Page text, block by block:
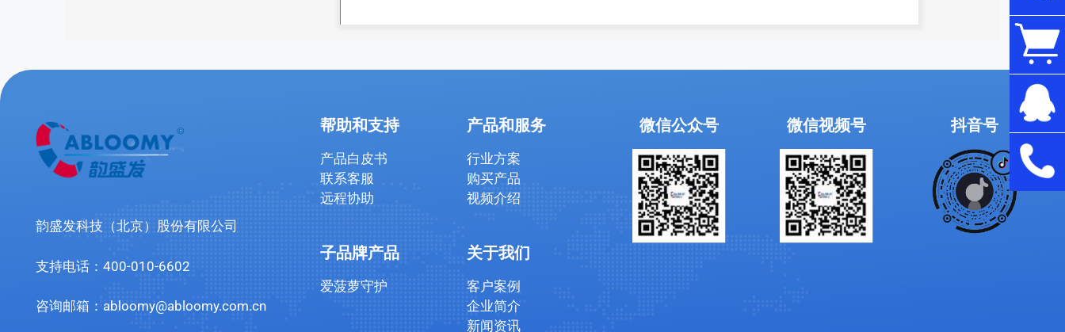
韵盛发科技（北京）股份有限公司
支持电话：400-010-6602
咨询邮箱：abloomy@abloomy.com.cn
帮助和支持
产品白皮书
联系客服
远程协助
子品牌产品
爱菠萝守护
产品和服务
行业方案
购买产品
视频介绍
关于我们
客户案例
企业简介
新闻资讯
微信公众号 微信视频号 抖音号